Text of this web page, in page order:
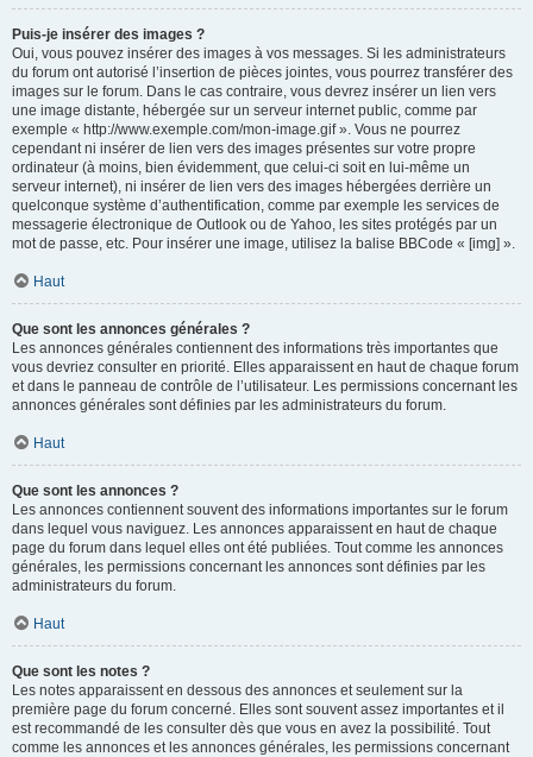
Puis-je insérer des images ?
Oui, vous pouvez insérer des images à vos messages. Si les administrateurs
du forum ont autorisé l’insertion de pièces jointes, vous pourrez transférer des
images sur le forum. Dans le cas contraire, vous devrez insérer un lien vers
une image distante, hébergée sur un serveur internet public, comme par
exemple « http://www.exemple.com/mon-image.gif ». Vous ne pourrez
cependant ni insérer de lien vers des images présentes sur votre propre
ordinateur (à moins, bien évidemment, que celui-ci soit en lui-même un
serveur internet), ni insérer de lien vers des images hébergées derrière un
quelconque système d’authentification, comme par exemple les services de
messagerie électronique de Outlook ou de Yahoo, les sites protégés par un
mot de passe, etc. Pour insérer une image, utilisez la balise BBCode « [img] ».
Haut
Que sont les annonces générales ?
Les annonces générales contiennent des informations très importantes que
vous devriez consulter en priorité. Elles apparaissent en haut de chaque forum
et dans le panneau de contrôle de l’utilisateur. Les permissions concernant les
annonces générales sont définies par les administrateurs du forum.
Haut
Que sont les annonces ?
Les annonces contiennent souvent des informations importantes sur le forum
dans lequel vous naviguez. Les annonces apparaissent en haut de chaque
page du forum dans lequel elles ont été publiées. Tout comme les annonces
générales, les permissions concernant les annonces sont définies par les
administrateurs du forum.
Haut
Que sont les notes ?
Les notes apparaissent en dessous des annonces et seulement sur la
première page du forum concerné. Elles sont souvent assez importantes et il
est recommandé de les consulter dès que vous en avez la possibilité. Tout
comme les annonces et les annonces générales, les permissions concernant